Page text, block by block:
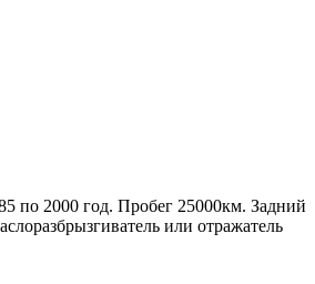
по 2000 год. Пробег 25000км. Задний
или отражатель